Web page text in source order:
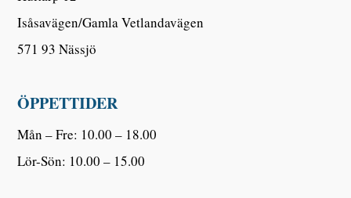
Isåsavägen/Gamla Vetlandavägen
571 93 Nässjö
ÖPPETTIDER
Mån – Fre: 10.00 – 18.00
Lör-Sön: 10.00 – 15.00